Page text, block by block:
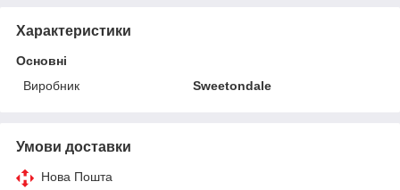
Характеристики
Основні
Виробник
Sweetondale
Умови доставки
Нова Пошта